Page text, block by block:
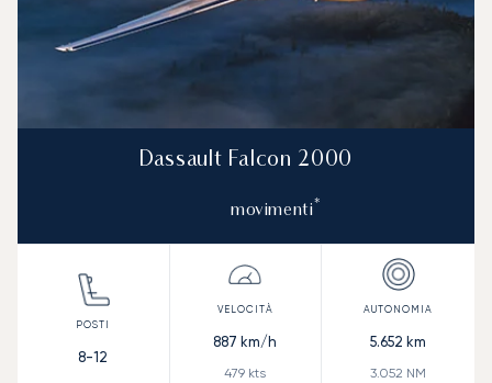
Dassault Falcon 2000
movimenti*
8-12
887 km/h
479 kts
5.652 km
3.052 NM